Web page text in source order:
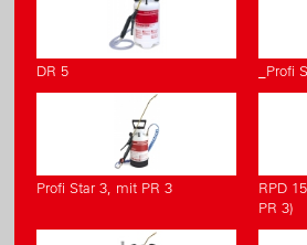
DR 5 _Profi
Profi Star 3, mit PR 3
RPD
PR 3)